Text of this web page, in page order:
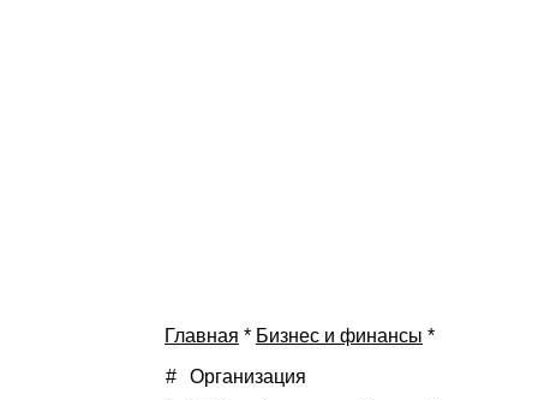
Главная * Бизнес и финансы *
#
Организация